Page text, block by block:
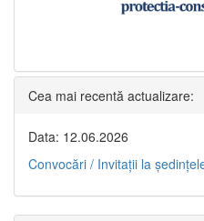
Cea mai recentă actualizare:
Data: 12.06.2026
Convocări / Invitaţii la